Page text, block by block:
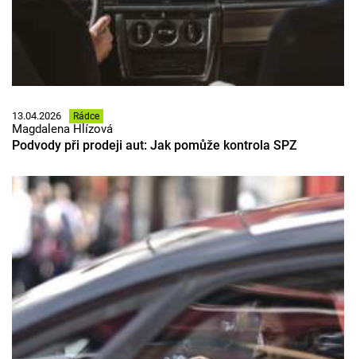
13.04.2026 Rádce
Magdalena Hlízová
Podvody při prodeji aut: Jak pomůže kontrola SPZ